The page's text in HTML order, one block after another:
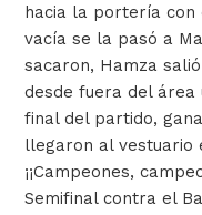
hacia la portería con
vacía se la pasó a
sacaron, Hamza
desde fuera del
final del partido,
llegaron al vestuario
¡¡Campeones,
Semifinal contra el